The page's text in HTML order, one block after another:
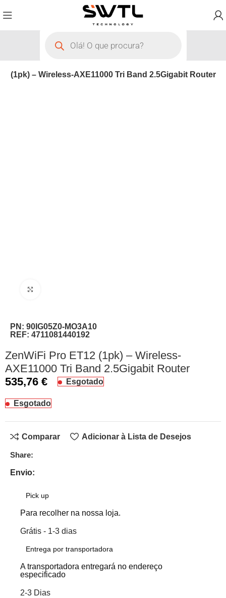
(1pk) – Wireless-AXE11000 Tri Band 2.5Gigabit Router
PN:90IG05Z0-MO3A10
REF:4711081440192
ZenWiFi Pro ET12 (1pk) – Wireless-
AXE11000 Tri Band 2.5Gigabit Router
535,76€ Esgotado
Esgotado
Comparar Adicionar à Lista de Desejos
Share:
Envio:
Pick up
Para recolher na nossa loja.
Grátis - 1-3 dias
Entrega por transportadora
A transportadora entregará no endereço
especificado
2-3 Dias